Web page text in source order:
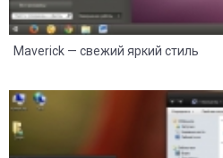
Maverick — свежий яркий стиль